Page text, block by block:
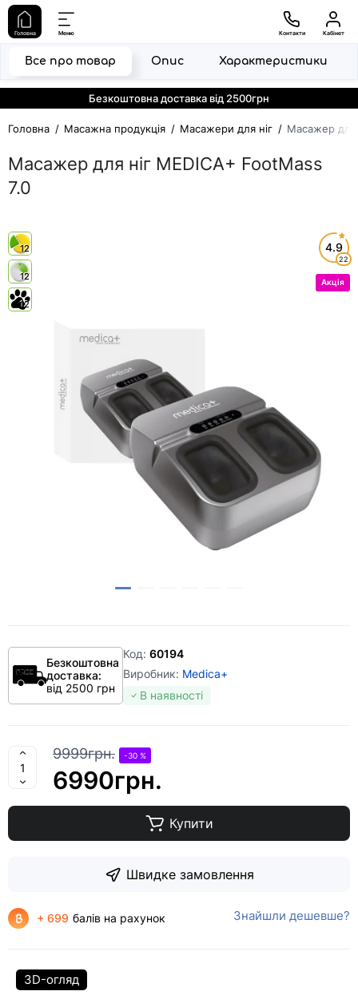
Безкоштовна доставка від 2500грн
Головна Меню Контакти Кабінет
Головна Масажна продукція Масажери для ніг Масажер для
Масажер для ніг MEDICA+ FootMass
7.0
Все про товар Опис Характеристики
12
12
12
4.9
22
Акція
Безкоштовна
доставка:
від 2500 грн
Код: 60194
Виробник: Medica+
В наявності
9999грн. -30 %
6990грн.
Купити
Швидке замовлення
+ 699 балів на рахунок Знайшли дешевше?
3D-огляд